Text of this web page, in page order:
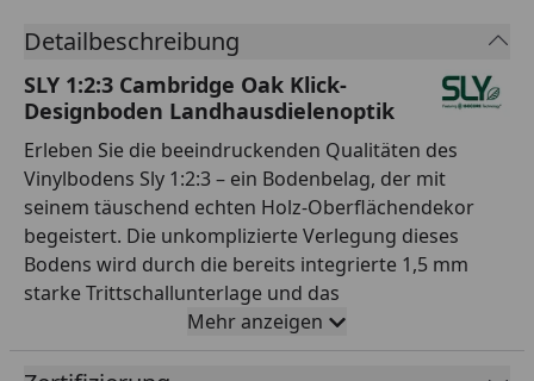
Detailbeschreibung
SLY 1:2:3 Cambridge Oak Klick-
Designboden Landhausdielenoptik
Erleben Sie die beeindruckenden Qualitäten des
Vinylbodens Sly 1:2:3 – ein Bodenbelag, der mit
seinem täuschend echten Holz-Oberflächendekor
begeistert. Die unkomplizierte Verlegung dieses
Bodens wird durch die bereits integrierte 1,5 mm
starke Trittschallunterlage und das
benutzerfreundliche Klicksystem Droplock 100
mühelos gestaltet. Dank der wegweisenden Ultra-
Mehr anzeigen